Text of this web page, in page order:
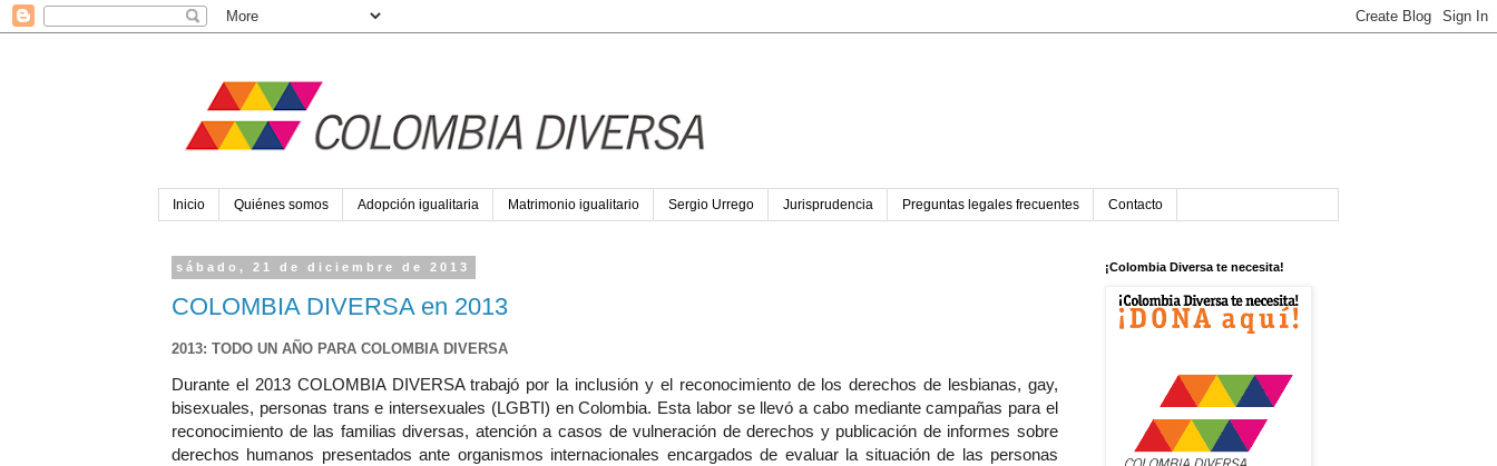
Inicio Quiénes somos Adopción igualitaria Matrimonio igualitario Sergio Urrego Jurisprudencia Preguntas legales frecuentes Contacto
sábado, 21 de diciembre de 2013
COLOMBIA DIVERSA en 2013
2013: TODO UN AÑO PARA COLOMBIA DIVERSA
Durante el 2013 COLOMBIA DIVERSA trabajó por la inclusión y el reconocimiento de los derechos de lesbianas, gay,
bisexuales, personas trans e intersexuales (LGBTI) en Colombia. Esta labor se llevó a cabo mediante campañas para el
reconocimiento de las familias diversas, atención a casos de vulneración de derechos y publicación de informes sobre
derechos humanos presentados ante organismos internacionales encargados de evaluar la situación de las personas
¡Colombia Diversa te necesita!